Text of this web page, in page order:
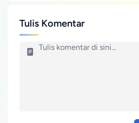
Tulis Komentar